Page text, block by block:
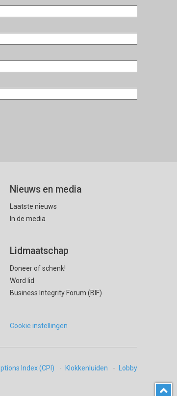
Nieuws en media
Laatste nieuws
In de media
Lidmaatschap
Doneer of schenk!
Word lid
Business Integrity Forum (BIF)
Cookie instellingen
Index (CPI) Klokkenluiden Lobby